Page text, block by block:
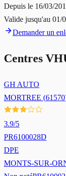
Depuis le 16/03/
Valide jusqu'au 01/
Demander un
Centres
GH AUTO
MORTREE (61570
3.9/5
PR6100028D
DPE
MONTS-SUR-